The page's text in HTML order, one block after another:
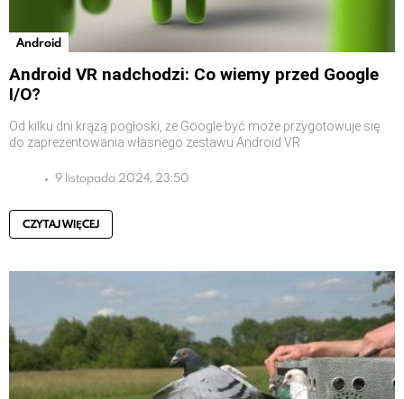
Android
Android VR nadchodzi: Co wiemy przed Google
I/O?
Od kilku dni krążą pogłoski, że Google być może przygotowuje się
do zaprezentowania własnego zestawu Android VR
9 listopada 2024, 23:50
CZYTAJ WIĘCEJ